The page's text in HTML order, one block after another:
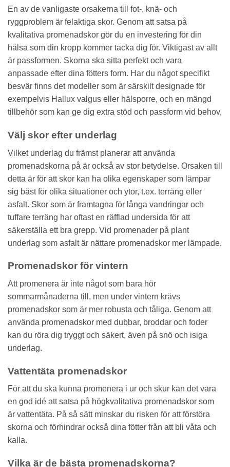
En av de vanligaste orsakerna till fot-, knä- och
ryggproblem är felaktiga skor. Genom att satsa på
kvalitativa promenadskor gör du en investering för din
hälsa som din kropp kommer tacka dig för. Viktigast av allt
är passformen. Skorna ska sitta perfekt och vara
anpassade efter dina fötters form. Har du något specifikt
besvär finns det modeller som är särskilt designade för
exempelvis Hallux valgus eller hälsporre, och en mängd
tillbehör som kan ge dig extra stöd och passform vid behov,
Välj skor efter underlag
Vilket underlag du främst planerar att använda
promenadskorna på är också av stor betydelse. Orsaken till
detta är för att skor kan ha olika egenskaper som lämpar
sig bäst för olika situationer och ytor, t.ex. terräng eller
asfalt. Skor som är framtagna för långa vandringar och
tuffare terräng har oftast en räfflad undersida för att
säkerställa ett bra grepp. Vid promenader på plant
underlag som asfalt är nättare promenadskor mer lämpade.
Promenadskor för vintern
Att promenera är inte något som bara hör
sommarmånaderna till, men under vintern krävs
promenadskor som är mer robusta och tåliga. Genom att
använda promenadskor med dubbar, broddar och foder
kan du röra dig tryggt och säkert, även på snö och isiga
underlag.
Vattentäta promenadskor
För att du ska kunna promenera i ur och skur kan det vara
en god idé att satsa på högkvalitativa promenadskor som
är vattentäta. På så sätt minskar du risken för att förstöra
skorna och förhindrar också dina fötter från att bli våta och
kalla.
Vilka är de bästa promenadskorna?